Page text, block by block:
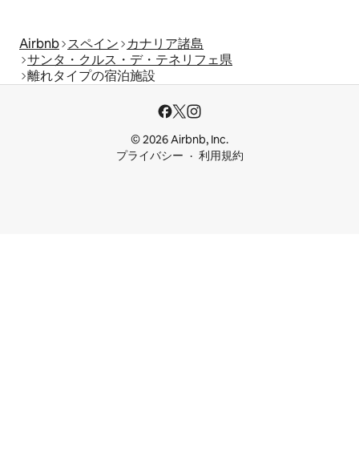
Airbnb スペイン カナリア諸島
サンタ・クルス・デ・テネリフェ県
離れタイプの宿泊施設
© 2026 Airbnb, Inc.
プライバシー
利用規約